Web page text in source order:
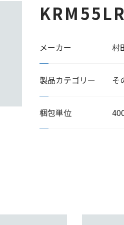
メーカー 村
製品カテゴリー そ
梱包単位